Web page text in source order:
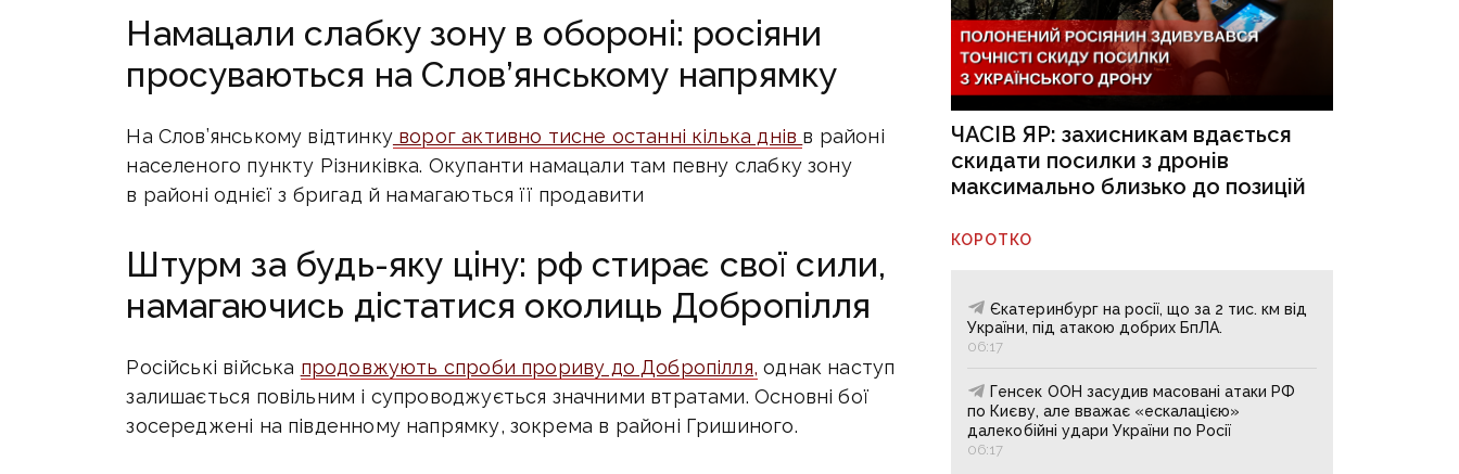
Намацали слабку зону в обороні: росіяни
просуваються на Слов’янському напрямку
На Слов’янському відтинкуворог активно тисне останні кілька днів в районі
населеного пункту Різниківка. Окупанти намацали там певну слабку зону
в районі однієї з бригад й намагаються її продавити
Штурм за будь-яку ціну: рф стирає свої сили,
намагаючись дістатися околиць Добропілля
Російські війська продовжують спроби прориву до Добропілля, однак наступ
залишається повільним і супроводжується значними втратами. Основні бої
зосереджені на південному напрямку, зокрема в районі Гришиного.
ЧАСІВ ЯР: захисникам вдається
скидати посилки з дронів
максимально близько до позицій
КОРОТКО
Єкатеринбург на росії, що за 2 тис. км від
України, під атакою добрих БпЛА.
06:17
Генсек ООН засудив масовані атаки РФ
по Києву, але вважає «ескалацією»
далекобійні удари України по Росії
06:17